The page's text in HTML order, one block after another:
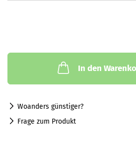
In den
Woanders günstiger?
Frage zum Produkt